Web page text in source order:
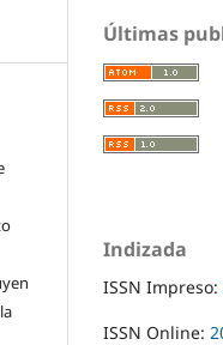
Últimas
Indizada
ISSN Impreso:
ISSN Online: